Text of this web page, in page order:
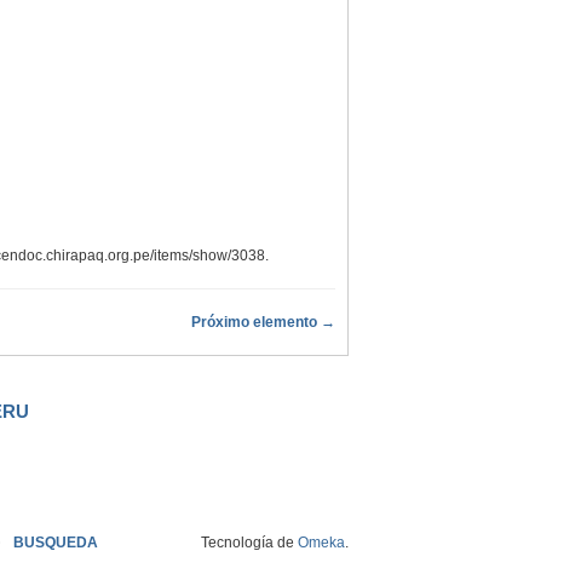
items/show/3038
Próximo elemento →
BUSQUEDA Tecnología de Omeka.